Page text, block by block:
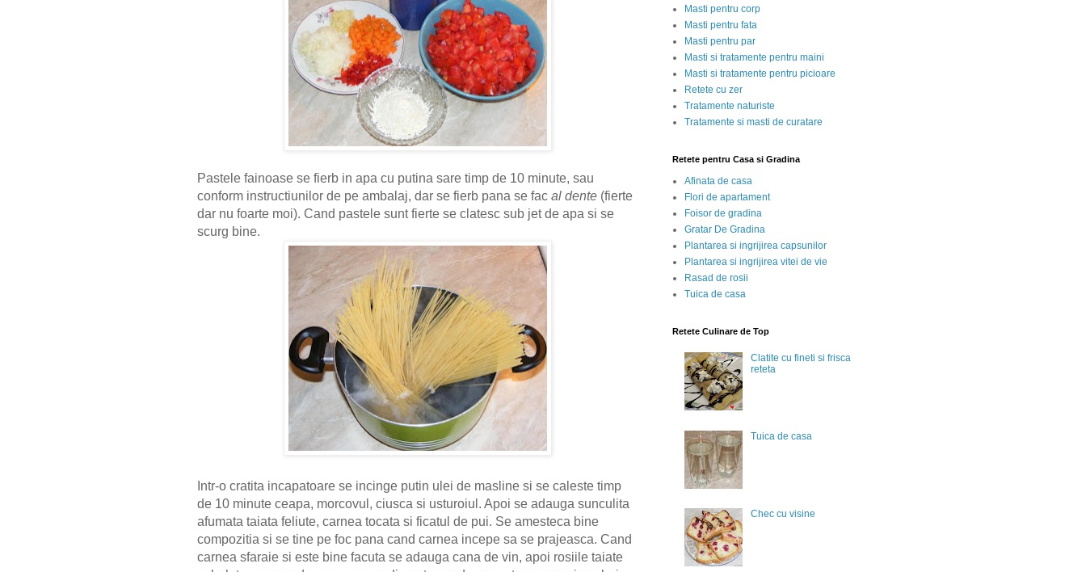
Pastele fainoase se fierb in apa cu putina sare timp de 10 minute, sau
conform instructiunilor de pe ambalaj, dar se fierb pana se fac al dente (fierte
dar nu foarte moi). Cand pastele sunt fierte se clatesc sub jet de apa si se
scurg bine.
Intr-o cratita incapatoare se incinge putin ulei de masline si se caleste timp
de 10 minute ceapa, morcovul, ciusca si usturoiul. Apoi se adauga sunculita
afumata taiata feliute, carnea tocata si ficatul de pui. Se amesteca bine
compozitia si se tine pe foc pana cand carnea incepe sa se prajeasca. Cand
carnea sfaraie si este bine facuta se adauga cana de vin, apoi rosiile taiate
Masti pentru corp
Masti pentru fata
Masti pentru par
Masti si tratamente pentru maini
Masti si tratamente pentru picioare
Retete cu zer
Tratamente naturiste
Tratamente si masti de curatare
Retete pentru Casa si Gradina
Afinata de casa
Flori de apartament
Foisor de gradina
Gratar De Gradina
Plantarea si ingrijirea capsunilor
Plantarea si ingrijirea vitei de vie
Rasad de rosii
Tuica de casa
Retete Culinare de Top
Clatite cu fineti si frisca
reteta
Tuica de casa
Chec cu visine